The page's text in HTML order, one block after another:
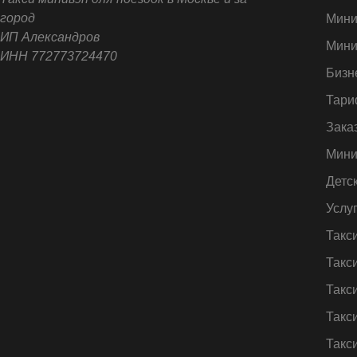
город
ИП Александров
ИНН 772773724470